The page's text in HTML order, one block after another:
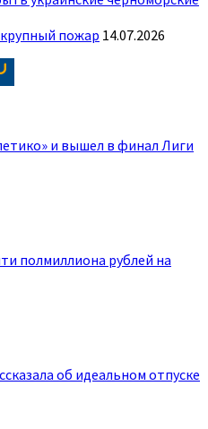
пожар 14.07.2026
и вышел в финал Лиги
полмиллиона рублей на
об идеальном отпуске